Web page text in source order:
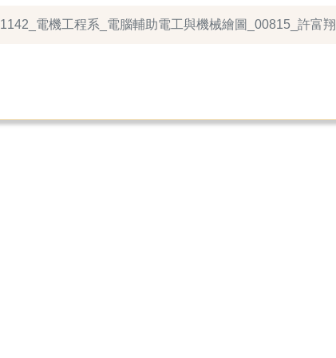
1142_電機工程系_電腦輔助電工與機械繪圖_00815_許富翔